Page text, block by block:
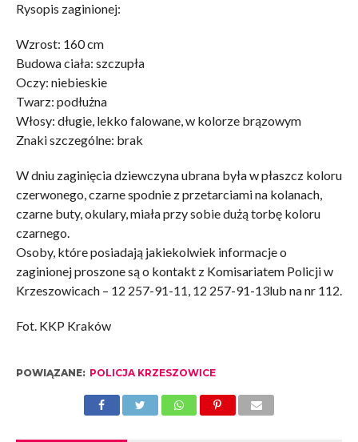
Rysopis zaginionej:
Wzrost: 160 cm
Budowa ciała: szczupła
Oczy: niebieskie
Twarz: podłużna
Włosy: długie, lekko falowane, w kolorze brązowym
Znaki szczególne: brak
W dniu zaginięcia dziewczyna ubrana była w płaszcz koloru
czerwonego, czarne spodnie z przetarciami na kolanach,
czarne buty, okulary, miała przy sobie dużą torbę koloru
czarnego.
Osoby, które posiadają jakiekolwiek informacje o
zaginionej proszone są o kontakt z Komisariatem Policji w
Krzeszowicach – 12 257-91-11, 12 257-91-13lub na nr 112.
Fot. KKP Kraków
POWIĄZANE: POLICJA KRZESZOWICE